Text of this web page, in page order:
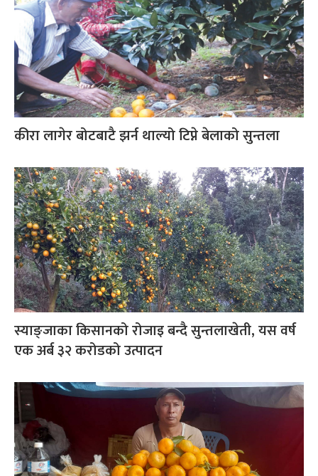
कीरा लागेर बोटबाटै झर्न थाल्यो टिप्ने बेलाको सुन्तला
स्याङ्जाका किसानको रोजाइ बन्दै सुन्तलाखेती, यस वर्ष
एक अर्ब ३२ करोडको उत्पादन